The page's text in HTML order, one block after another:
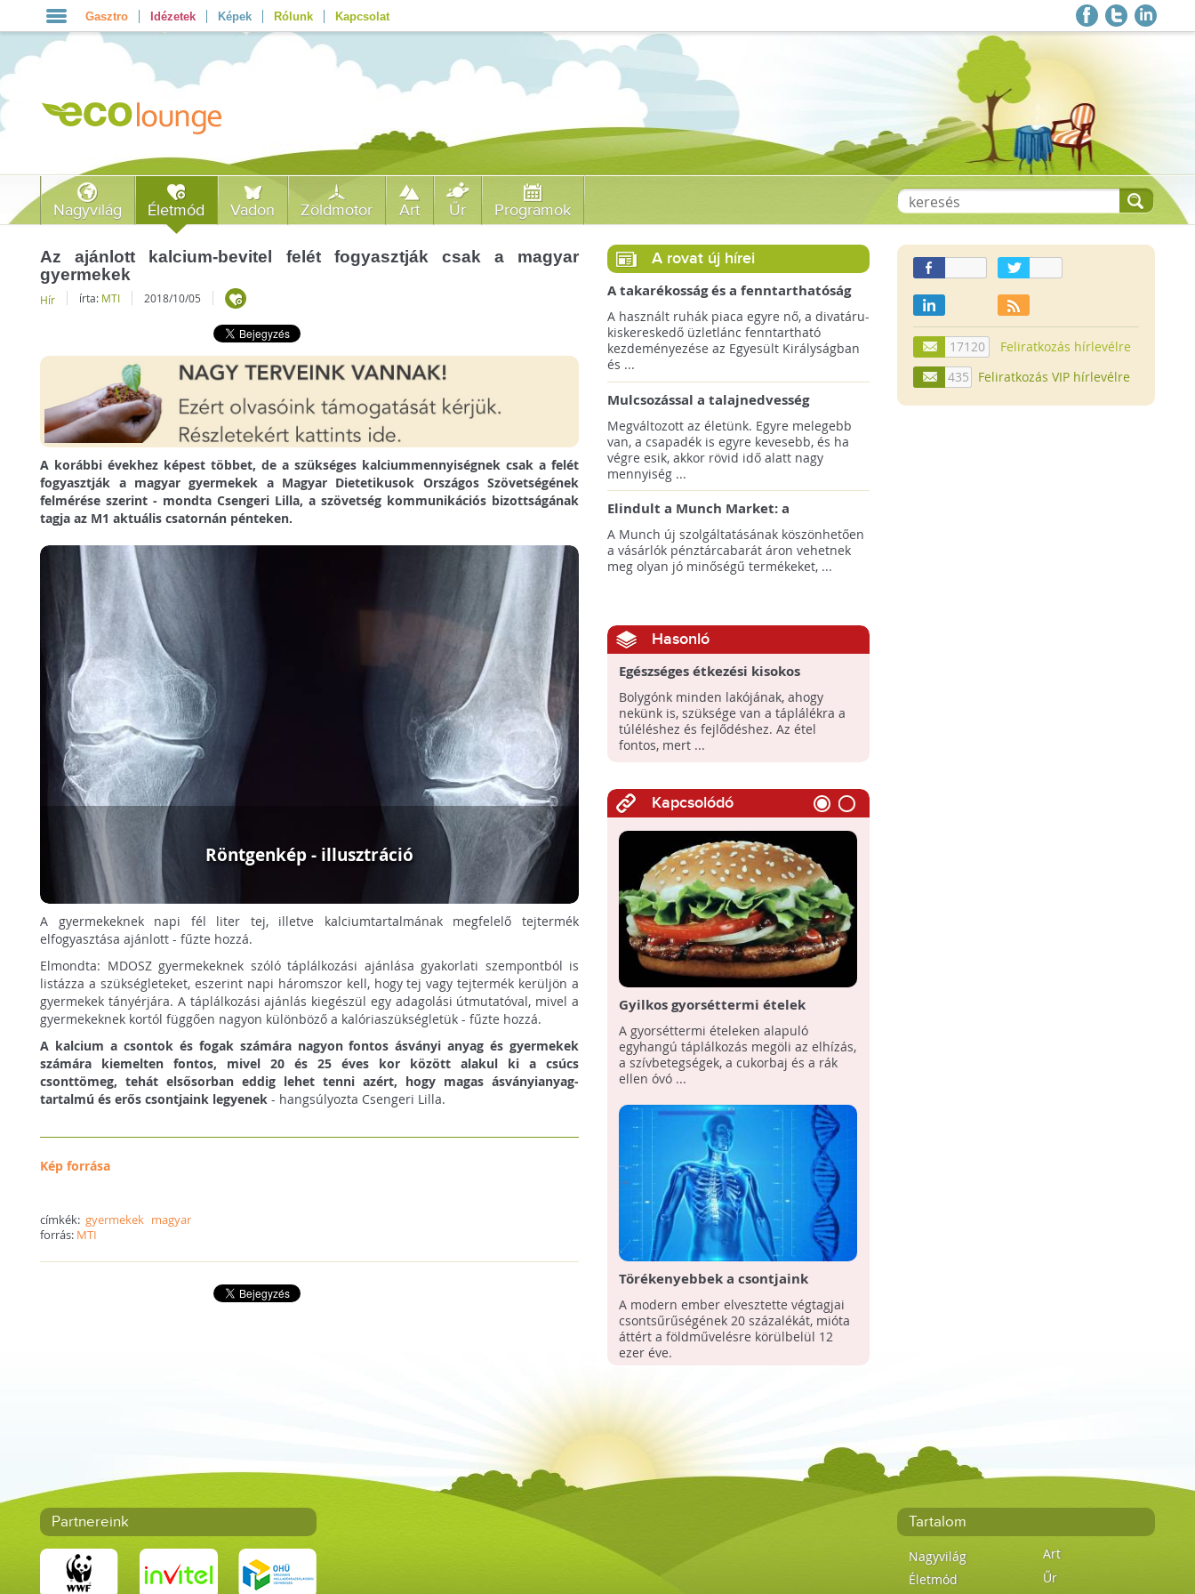
Gasztro Idézetek Képek Rólunk Kapcsolat
Nagyvilág Életmód Vadon Zöldmotor Art Űr Programok
Az ajánlott kalcium-bevitel felét fogyasztják csak a magyar
gyermekek
Hír írta: MTI 2018/10/05
A korábbi évekhez képest többet, de a szükséges kalciummennyiségnek csak a felét
fogyasztják a magyar gyermekek a Magyar Dietetikusok Országos Szövetségének
felmérése szerint - mondta Csengeri Lilla, a szövetség kommunikációs bizottságának
tagja az M1 aktuális csatornán pénteken.
Röntgenkép - illusztráció
A gyermekeknek napi fél liter tej, illetve kalciumtartalmának megfelelő tejtermék
elfogyasztása ajánlott - fűzte hozzá.
Elmondta: MDOSZ gyermekeknek szóló táplálkozási ajánlása gyakorlati szempontból is
listázza a szükségleteket, eszerint napi háromszor kell, hogy tej vagy tejtermék kerüljön a
gyermekek tányérjára. A táplálkozási ajánlás kiegészül egy adagolási útmutatóval, mivel a
gyermekeknek kortól függően nagyon különböző a kalóriaszükségletük - fűzte hozzá.
A kalcium a csontok és fogak számára nagyon fontos ásványi anyag és gyermekek
számára kiemelten fontos, mivel 20 és 25 éves kor között alakul ki a csúcs
csonttömeg, tehát elsősorban eddig lehet tenni azért, hogy magas ásványianyag-
tartalmú és erős csontjaink legyenek - hangsúlyozta Csengeri Lilla.
Kép forrása
címkék:gyermekek magyar
forrás: MTI
A rovat új hírei
A takarékosság és a fenntarthatóság
ösztönzésére a Zara 14 európai
országra terjeszti ki használtruha
szolgáltatását!
A használt ruhák piaca egyre nő, a divatáru-
kiskereskedő üzletlánc fenntartható
kezdeményezése az Egyesült Királyságban
és ...
Mulcsozással a talajnedvesség
megtartásáért
Megváltozott az életünk. Egyre melegebb
van, a csapadék is egyre kevesebb, és ha
végre esik, akkor rövid idő alatt nagy
mennyiség ...
Elindult a Munch Market: a
pazarláscsökkentő piactér
A Munch új szolgáltatásának köszönhetően
a vásárlók pénztárcabarát áron vehetnek
meg olyan jó minőségű termékeket, ...
Hasonló
Egészséges étkezési kisokos
gyerekeknek a FAO-tól
Bolygónk minden lakójának, ahogy
nekünk is, szüksége van a táplálékra a
túléléshez és fejlődéshez. Az étel
fontos, mert ...
Kapcsolódó
Gyilkos gyorséttermi ételek
A gyorséttermi ételeken alapuló
egyhangú táplálkozás megöli az elhízás,
a szívbetegségek, a cukorbaj és a rák
ellen óvó ...
Törékenyebbek a csontjaink
A modern ember elvesztette végtagjai
csontsűrűségének 20 százalékát, mióta
áttért a földművelésre körülbelül 12
ezer éve.
17120
Feliratkozás hírlevélre
435
Feliratkozás VIP hírlevélre
Partnereink Tartalom
Nagyvilág
Életmód
Art
Űr